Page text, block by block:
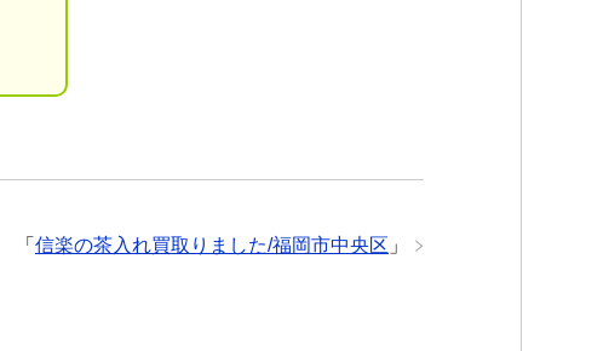
「 信楽の茶入れ買取りました/福岡市中央区 」